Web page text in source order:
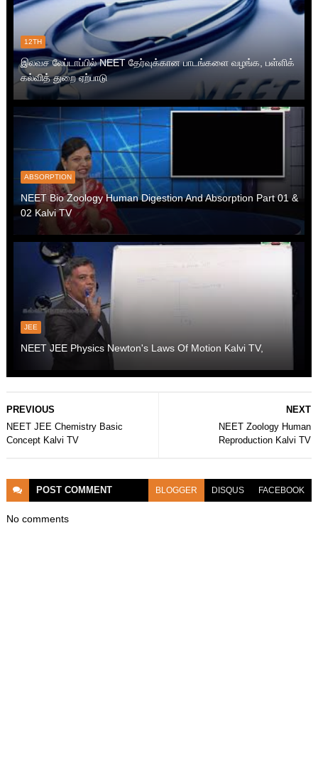
12TH
இலவச லேப்டாப்பில் NEET தேர்வுக்கான பாடங்களை வழங்க, பள்ளிக்
கல்வித் துறை ஏற்பாடு
ABSORPTION
NEET Bio Zoology Human Digestion And Absorption Part 01 &
02 Kalvi TV
JEE
NEET JEE Physics Newton's Laws Of Motion Kalvi TV,
NEXT
NEET Zoology Human
Reproduction Kalvi TV
PREVIOUS
NEET JEE Chemistry Basic
Concept Kalvi TV
POST COMMENT BLOGGER DISQUS FACEBOOK
No comments